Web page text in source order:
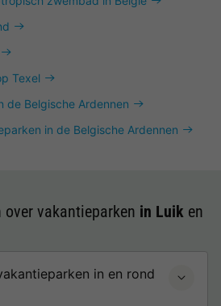
Texel
de Belgische Ardennen
in de Belgische Ardennen
over vakantieparken in Luik en
in en rond